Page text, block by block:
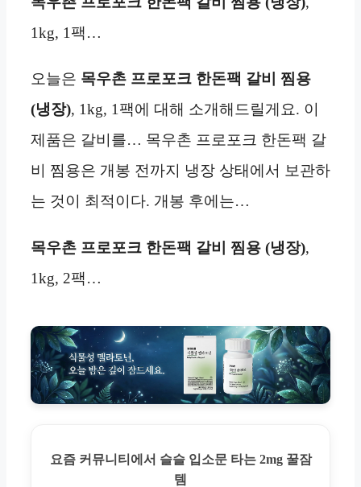
1kg, 1팩…
오늘은 목우촌 프로포크 한돈팩 갈비 찜용
(냉장), 1kg, 1팩에 대해 소개해드릴게요. 이
제품은 갈비를… 목우촌 프로포크 한돈팩 갈
비 찜용은 개봉 전까지 냉장 상태에서 보관하
는 것이 최적이다. 개봉 후에는…
목우촌 프로포크 한돈팩 갈비 찜용 (냉장),
1kg, 2팩…
요즘 커뮤니티에서 슬슬 입소문 타는 2mg 꿀잠
템